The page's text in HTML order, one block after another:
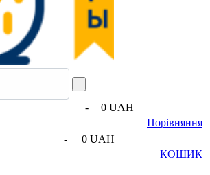
-
0 UAH
Порівняння
-
0 UAH
КОШИК